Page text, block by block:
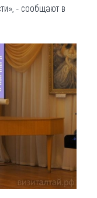
- сообщают в